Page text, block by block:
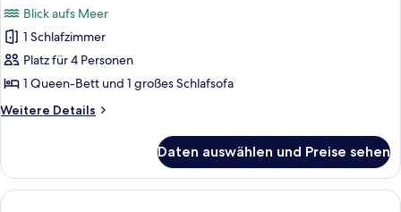
Blick aufs Meer
1 Schlafzimmer
Platz für 4 Personen
1 Queen-Bett und 1 großes Schlafsofa
Weitere Details
Weitere
Studio
Daten auswählen und Preise sehen